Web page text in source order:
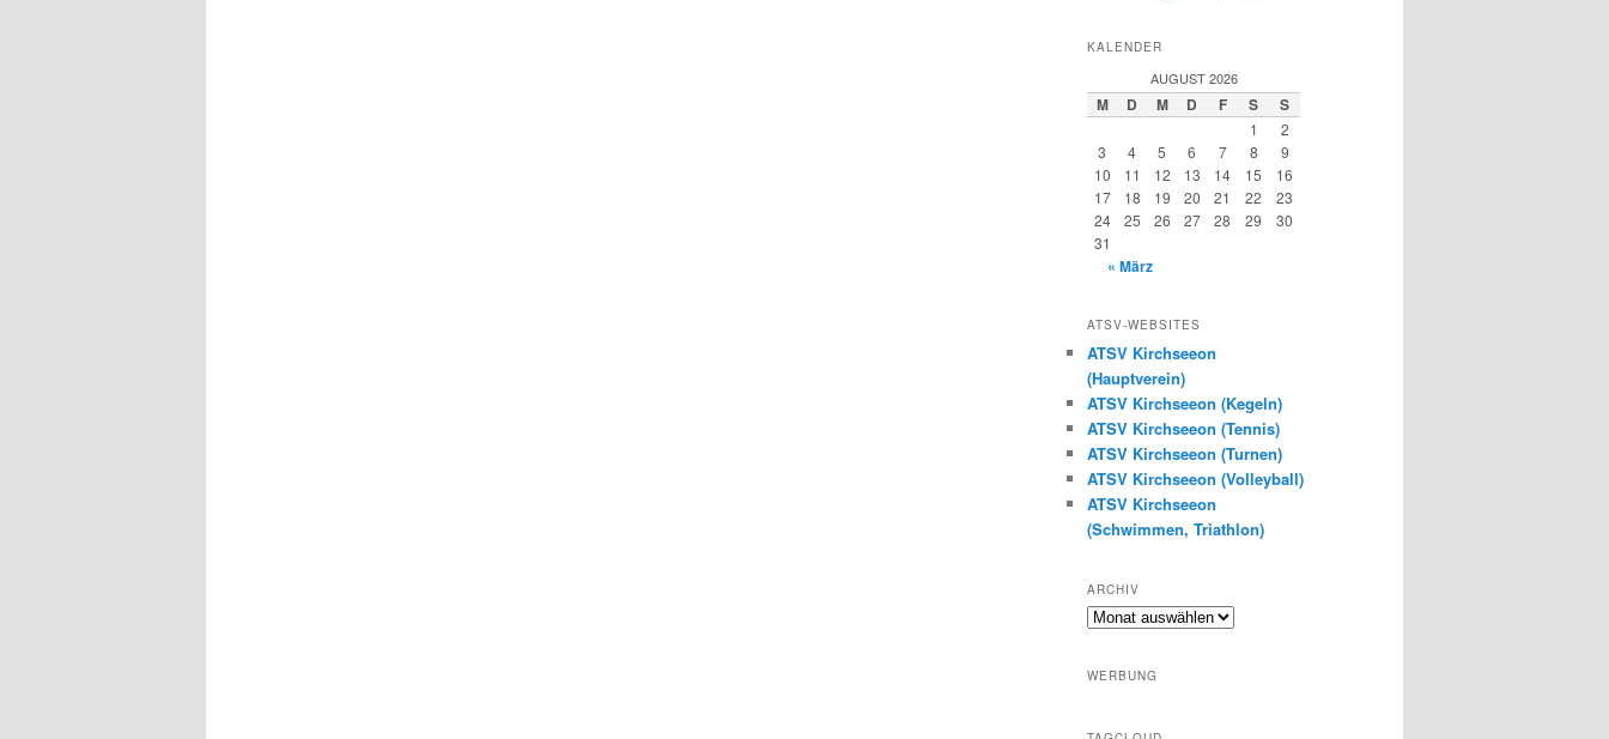
KALENDER
AUGUST 2026
M D M D F S S
1
2
3
4 5 6 7 8
9
10
11 12 13 14 15
16
17
18 19 20 21 22
23
24
25 26 27 28 29
30
31
« März
ATSV-WEBSITES
ATSV Kirchseeon
(Hauptverein)
ATSV Kirchseeon (Kegeln)
ATSV Kirchseeon (Tennis)
ATSV Kirchseeon (Turnen)
ATSV Kirchseeon (Volleyball)
ATSV Kirchseeon
(Schwimmen, Triathlon)
ARCHIV
Archiv
WERBUNG